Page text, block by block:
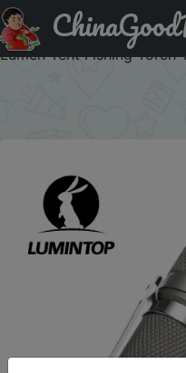
Знижка на EDC Outdoor
Flashlight Rechargeable
Lumen Tent Fishing Torch